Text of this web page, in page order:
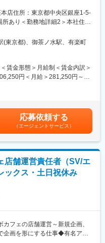
販売、直営店（オンライン含）
ます。現在では、国内22店舗
シンガポール、台北）を展開し
ピングサイトを開設、海外にも
方々に世界観を感じてもらえ
人々をワクワクさせ続けるため
プ、企画案件の拡大に伴い、
めています。現在は、店舗ごと
ッフ個々の経験や熱意に依存す
や人材育成、売上づくりに差
る店舗管理にとどまらず、「キ
上」を連動させた店舗運営の
ファンとの継続的な関係づく
せる役割を担います。
店住所：東京都中央区銀座1-5-
あり＜勤務地詳細2＞本社住
5-15 猿楽町SSビル3F勤務地最
策：敷地内全面禁煙変更の範
(東京都)、御茶ノ水駅、有楽町
賃金形態＞月給制＜賃金内訳＞
円＜月給＞281,250円～
じて支給の有無、金額を決定）■
賞与／35歳賃金はあくまでも
上下する可能性があります。月
です。
応募依頼する
（エージェントサービス）
店舗運営責任者（SV/エ
ックス・土日祝休み
フェの店舗運営～新規企画、
画を形にする仕事◆有名アニ